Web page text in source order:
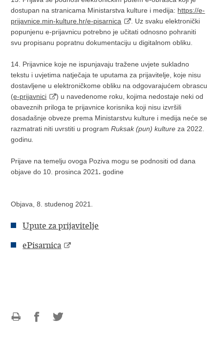
dostupan na stranicama Ministarstva kulture i medija: https://e-
prijavnice.min-kulture.hr/e-pisarnica
. Uz svaku elektronički
popunjenu e-prijavnicu potrebno je učitati odnosno pohraniti
svu propisanu popratnu dokumentaciju u digitalnom obliku.
14. Prijavnice koje ne ispunjavaju tražene uvjete sukladno
tekstu i uvjetima natječaja te uputama za prijavitelje, koje nisu
dostavljene u elektroničkome obliku na odgovarajućem obrascu
(e-prijavnici
) u navedenome roku, kojima nedostaje neki od
obaveznih priloga te prijavnice korisnika koji nisu izvršili
dosadašnje obveze prema Ministarstvu kulture i medija neće se
razmatrati niti uvrstiti u programRuksak (pun) kultureza 2022.
godinu
Prijave na temelju ovoga Poziva mogu se podnositi od dana
objave do 10. prosinca 2021 .godine
Objava, 8. studenog 2021.
Upute za prijavitelje
ePisarnica